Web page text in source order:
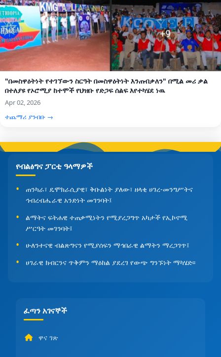
"በመስዋዕትነት የተገኘውን ስርዓት በመስዋዕትነት እንጠብቃለን" በሚል መሪ ቃል
በተለያዩ የኦሮሚያ ከተሞች የህዝቡ የድጋፍ ሰልፍ እየተካሄደ ነዉ
Apr 02, 2026
ተጨማሪ ያንብቡ →
የብልፅግና ፓርቲ ዓላማዎች
ጠንካራ፣ ዴሞክራሲያዊ፣ ቅቡልነት ያለው፣ ዘላቂ ሀገረ-መንግሥትና
ኅብረብሔራዊ አንድነት መገንባት፤
ልማትና ፍትሐዊ ተጠቃሚነትን የሚያረጋግጥ አካታች የኢኮኖሚ
ሥርዓት መገንባት፤
ሁለንተናዊ ብልጽግናን የሚያሰፍን ማኅበራዊ ልማትን ማረጋገጥ፤
ሀገራዊ ክብርንና ጥቅምን ማዕከል ያደረገ የውጭ ግንኙነት ማካሄድ፡፡
ፈጣን አገናኞች
ዋና ገጽ